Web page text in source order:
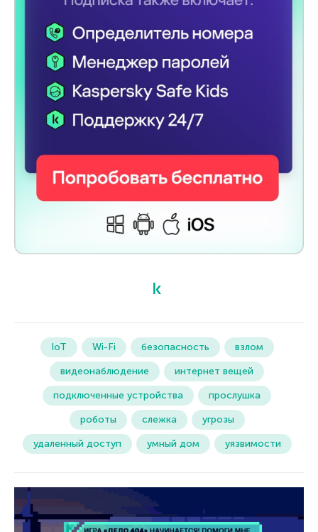
IoT Wi-Fi безопасность
взлом
видеонаблюдение
интернет вещей
подключенные устройства
прослушка
роботы
слежка
угрозы
удаленный доступ
умный дом уязвимости